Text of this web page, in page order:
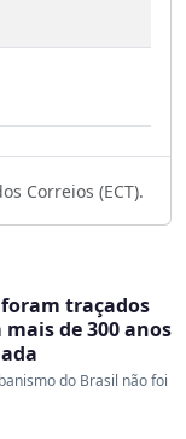
Correios (ECT).
traçados
de 300 anos
do Brasil não foi